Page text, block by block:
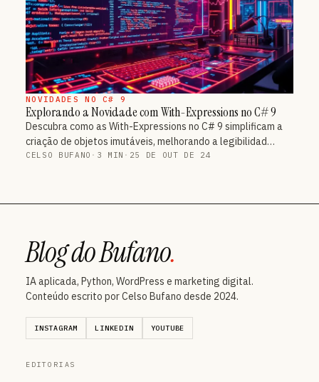
NOVIDADES NO C# 9
Explorando a Novidade com With-Expressions no C# 9
Descubra como as With-Expressions no C# 9 simplificam a
criação de objetos imutáveis, melhorando a legibilidad…
CELSO BUFANO · 3 MIN · 25 DE OUT DE 24
Blog do Bufano.
IA aplicada, Python, WordPress e marketing digital.
Conteúdo escrito por Celso Bufano desde 2024.
INSTAGRAM LINKEDIN YOUTUBE
EDITORIAS